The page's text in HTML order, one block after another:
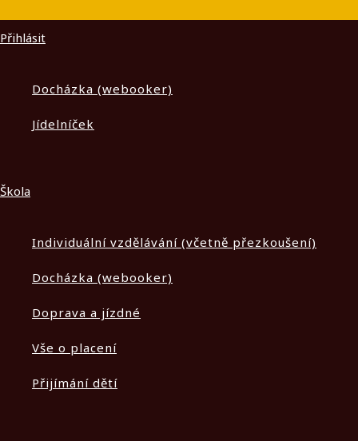
Přihlásit
Docházka (webooker)
Jídelníček
Škola
Individuální vzdělávání (včetně přezkoušení)
Docházka (webooker)
Doprava a jízdné
Vše o placení
Přijímání dětí